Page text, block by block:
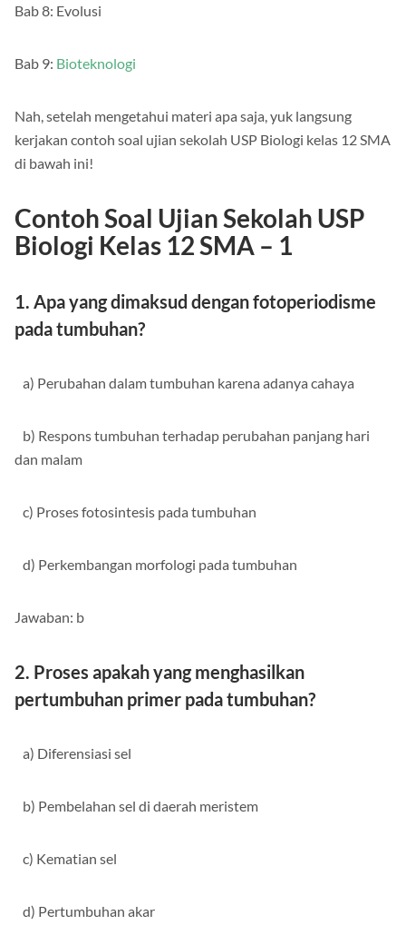
Bab 8: Evolusi
Bab 9: Bioteknologi
Nah, setelah mengetahui materi apa saja, yuk langsung
kerjakan contoh soal ujian sekolah USP Biologi kelas 12 SMA
di bawah ini!
Contoh Soal Ujian Sekolah USP
Biologi Kelas 12 SMA – 1
1. Apa yang dimaksud dengan fotoperiodisme
pada tumbuhan?
a) Perubahan dalam tumbuhan karena adanya cahaya
b) Respons tumbuhan terhadap perubahan panjang hari
dan malam
c) Proses fotosintesis pada tumbuhan
d) Perkembangan morfologi pada tumbuhan
Jawaban: b
2. Proses apakah yang menghasilkan
pertumbuhan primer pada tumbuhan?
a) Diferensiasi sel
b) Pembelahan sel di daerah meristem
c) Kematian sel
d) Pertumbuhan akar